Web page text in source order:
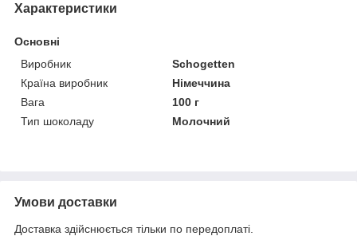
Характеристики
Основні
Виробник
Schogetten
Країна виробник
Німеччина
Вага
100 г
Тип шоколаду
Молочний
Умови доставки
Доставка здійснюється тільки по передоплаті.